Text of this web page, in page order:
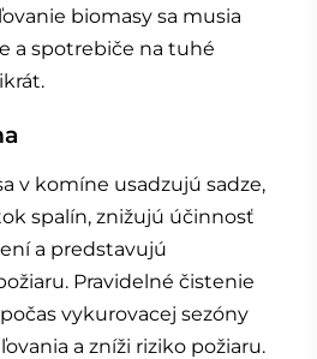
biomasy sa musia
a spotrebiče na tuhé
v komíne usadzujú sadze,
spalín, znižujú účinnosť
a predstavujú
Pravidelné čistenie
vykurovacej sezóny
a zníži riziko požiaru.